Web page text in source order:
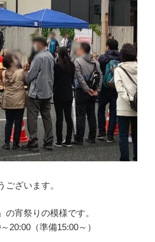
ございます。
宵祭りの模様です。
20:00（準備15:00～）